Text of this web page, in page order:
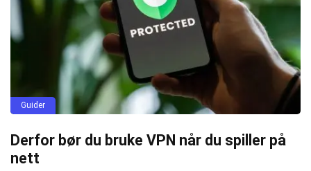
Guider
Derfor bør du bruke VPN når du spiller på
nett